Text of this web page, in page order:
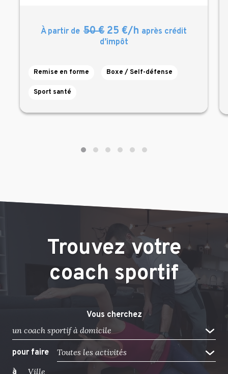
À partir de 50 €25 €/h après crédit
d’impôt
Remise en forme Boxe / Self-défense
Sport santé
Trouvez votre
coach sportif
Vous cherchez
un coach sportif à domicile
pour faire
Toutes les activités
à